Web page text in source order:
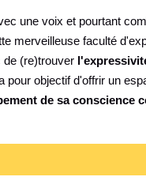
une voix et pourtant
merveilleuse faculté
de (re)trouver
pour objectif d'offrir un
de sa conscience